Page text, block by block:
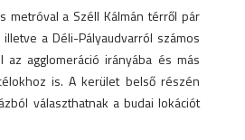
metróval a Széll Kálmán térről pár
a Déli-Pályaudvarról számos
az agglomeráció irányába és más
is. A kerület belső részén
választhatnak a budai lokációt